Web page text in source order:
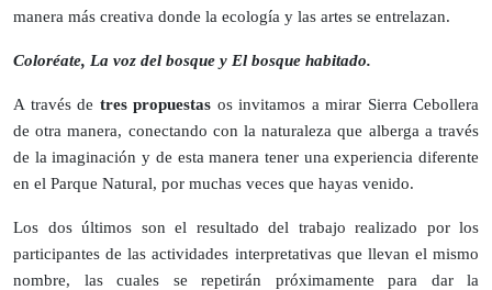
manera más creativa donde la ecología y las artes se entrelazan.
Coloréate, La voz del bosque y El bosque habitado.
A través de tres propuestas os invitamos a mirar Sierra Cebollera
de otra manera, conectando con la naturaleza que alberga a través
de la imaginación y de esta manera tener una experiencia diferente
en el Parque Natural, por muchas veces que hayas venido.
Los dos últimos son el resultado del trabajo realizado por los
participantes de las actividades interpretativas que llevan el mismo
nombre, las cuales se repetirán próximamente para dar la